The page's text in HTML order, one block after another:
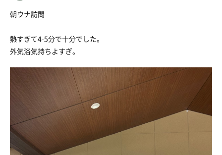
朝ウナ訪問
熱すぎて4-5分で十分でした。
外気浴気持ちよすぎ。